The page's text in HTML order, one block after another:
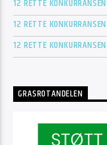
12 RETTE
12 RETTE
12 RETTE
GRASROTANDELEN